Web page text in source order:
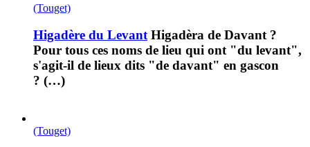
(Touget)
Higadère du Levant Higadèra de Davant ?
Pour tous ces noms de lieu qui ont "du levant",
s'agit-il de lieux dits "de davant" en gascon
? (…)
(Touget)